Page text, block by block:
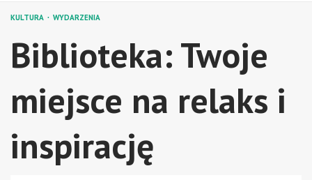
KULTURA WYDARZENIA
Biblioteka: Twoje
miejsce na relaks i
inspirację